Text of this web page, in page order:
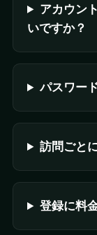
アカウン
いですか？
パスワー
訪問ごと
登録に料